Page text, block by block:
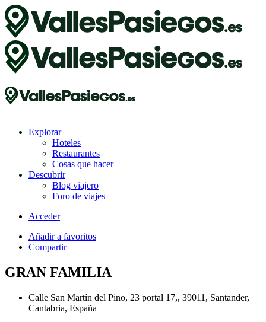
Explorar
Hoteles
Restaurantes
Cosas que hacer
Descubrir
Blog viajero
Foro de viajes
Acceder
Añadir a favoritos
Compartir
GRAN FAMILIA
Calle San Martín del Pino, 23 portal 17,, 39011, Santander,
Cantabria, España